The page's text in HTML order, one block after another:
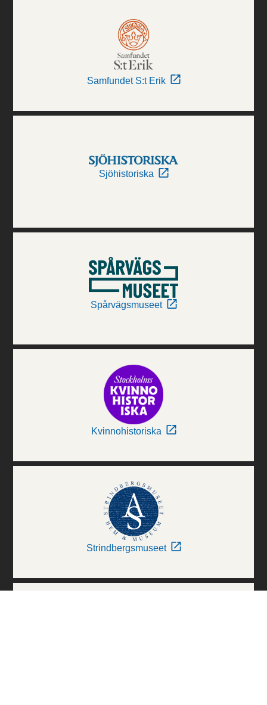
Samfundet S:t Erik
Sjöhistoriska
Spårvägsmuseet
Kvinnohistoriska
Strindbergsmuseet